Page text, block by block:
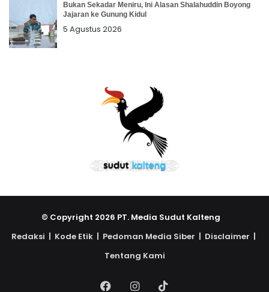
Bukan Sekadar Meniru, Ini Alasan Shalahuddin Boyong
Jajaran ke Gunung Kidul
5 Agustus 2026
© Copyright 2026 PT. Media Sudut Kalteng
Redaksi | Kode Etik | Pedoman Media Siber | Disclaimer |
Tentang Kami
FacebookInstagram